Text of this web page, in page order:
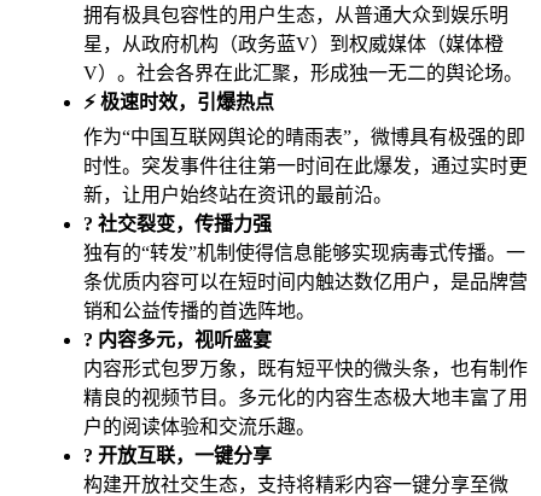
拥有极具包容性的用户生态，从普通大众到娱乐明
星，从政府机构（政务蓝V）到权威媒体（媒体橙
V）。社会各界在此汇聚，形成独一无二的舆论场。
⚡ 极速时效，引爆热点
作为“中国互联网舆论的晴雨表”，微博具有极强的即
时性。突发事件往往第一时间在此爆发，通过实时更
新，让用户始终站在资讯的最前沿。
? 社交裂变，传播力强
独有的“转发”机制使得信息能够实现病毒式传播。一
条优质内容可以在短时间内触达数亿用户，是品牌营
销和公益传播的首选阵地。
? 内容多元，视听盛宴
内容形式包罗万象，既有短平快的微头条，也有制作
精良的视频节目。多元化的内容生态极大地丰富了用
户的阅读体验和交流乐趣。
? 开放互联，一键分享
构建开放社交生态，支持将精彩内容一键分享至微